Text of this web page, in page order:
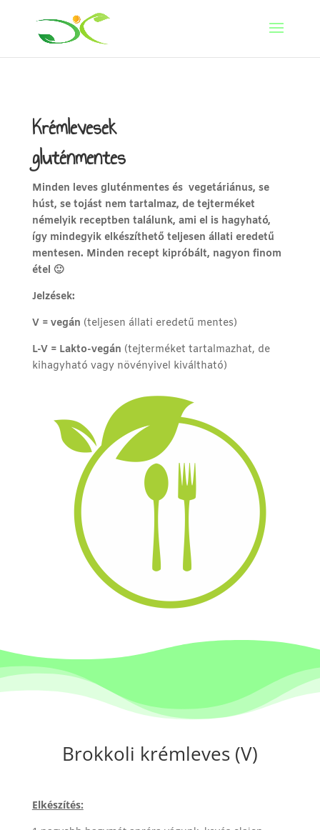
Krémlevesek
gluténmentes
Minden leves gluténmentes és vegetáriánus, se
húst, se tojást nem tartalmaz, de tejterméket
némelyik receptben találunk, ami el is hagyható,
így mindegyik elkészíthető teljesen állati eredetű
mentesen. Minden recept kipróbált, nagyon finom
étel 🙂
Jelzések:
V = vegán (teljesen állati eredetű mentes)
L-V = Lakto-vegán (tejterméket tartalmazhat, de
kihagyható vagy növényivel kiváltható)
Brokkoli krémleves (V)
Elkészítés: